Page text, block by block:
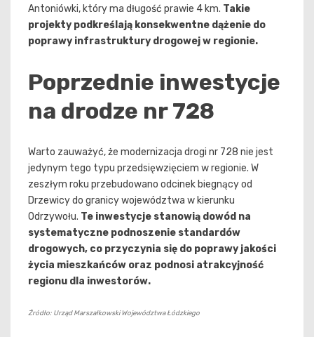
Antoniówki, który ma długość prawie 4 km. Takie
projekty podkreślają konsekwentne dążenie do
poprawy infrastruktury drogowej w regionie.
Poprzednie inwestycje
na drodze nr 728
Warto zauważyć, że modernizacja drogi nr 728 nie jest
jedynym tego typu przedsięwzięciem w regionie. W
zeszłym roku przebudowano odcinek biegnący od
Drzewicy do granicy województwa w kierunku
Odrzywołu. Te inwestycje stanowią dowód na
systematyczne podnoszenie standardów
drogowych, co przyczynia się do poprawy jakości
życia mieszkańców oraz podnosi atrakcyjność
regionu dla inwestorów.
Źródło: Urząd Marszałkowski Województwa Łódzkiego